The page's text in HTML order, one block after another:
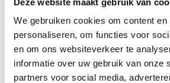
We gebruiken cookies om content
personaliseren, om functies voor
en om ons websiteverkeer te
informatie over uw gebruik van onze
partners voor social media,